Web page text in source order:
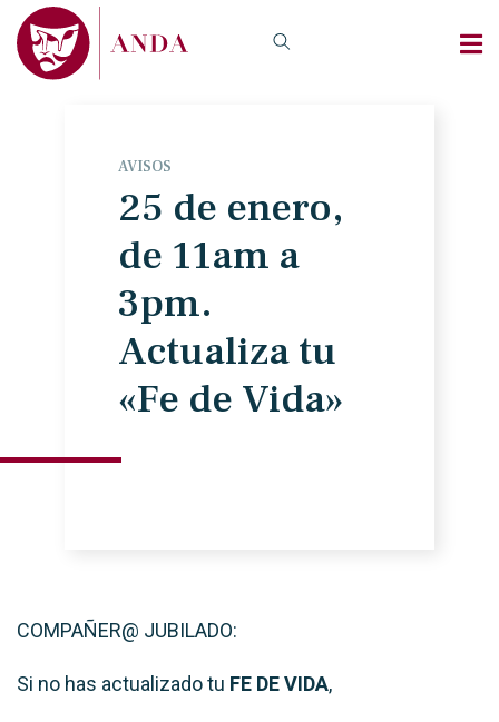
AVISOS
25 de enero,
de 11am a
3pm.
Actualiza tu
«Fe de Vida»
COMPAÑER@ JUBILADO:
Si no has actualizado tu FE DE VIDA,